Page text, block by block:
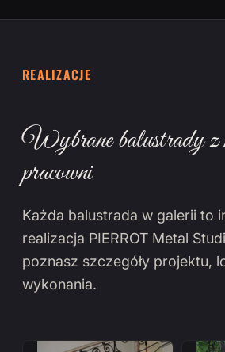
REALIZACJE
Wybrane balustrady z
pracowni
Każda balustrada w galerii to
realizacja PIERROT Metal
poznasz szczegóły projektu,
wykonania.